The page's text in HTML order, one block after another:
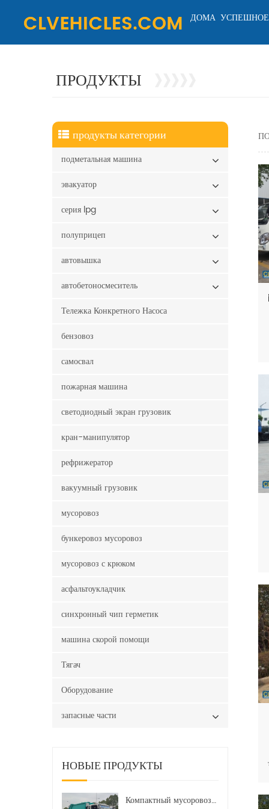
ДОМА
ПРОДУКТЫ
продукты категории
подметальная машина
эвакуатор
серия lpg
полуприцеп
автовышка
автобетоносмеситель
Тележка Конкретного Насоса
бензовоз
самосвал
пожарная машина
светодиодный экран грузовик
кран-манипулятор
рефрижератор
вакуумный грузовик
мусоровоз
бункеровоз мусоровоз
мусоровоз с крюком
асфальтоукладчик
синхронный чип герметик
машина скорой помощи
Тягач
Оборудование
запасные части
НОВЫЕ ПРОДУКТЫ
Компактный мусоровоз HOWO LHD 4x2 160 л.с. 12 куб. м